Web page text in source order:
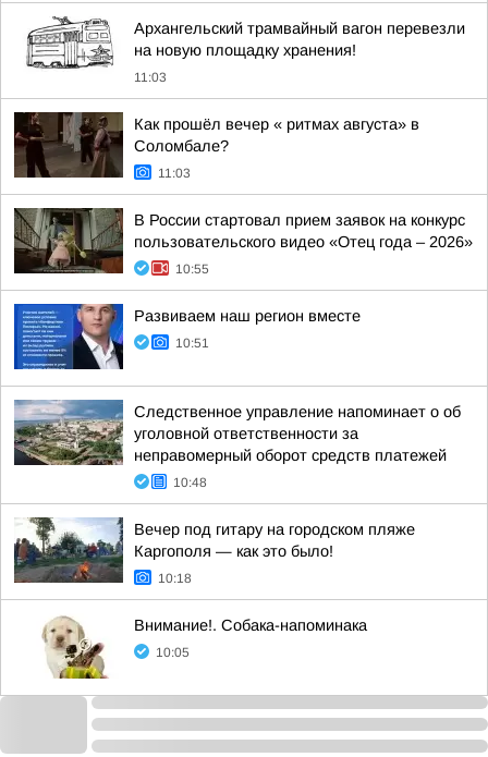
Архангельский трамвайный вагон перевезли
на новую площадку хранения!
11:03
Как прошёл вечер « ритмах августа» в
Соломбале?
11:03
В России стартовал прием заявок на конкурс
пользовательского видео «Отец года – 2026»
10:55
Развиваем наш регион вместе
10:51
Следственное управление напоминает о об
уголовной ответственности за
неправомерный оборот средств платежей
10:48
Вечер под гитару на городском пляже
Каргополя — как это было!
10:18
Внимание!. Собака-напоминака
10:05